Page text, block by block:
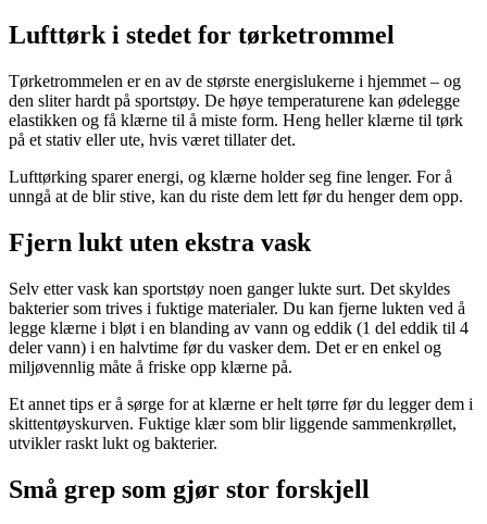
Lufttørk i stedet for tørketrommel
Tørketrommelen er en av de største energislukerne i hjemmet – og
den sliter hardt på sportstøy. De høye temperaturene kan ødelegge
elastikken og få klærne til å miste form. Heng heller klærne til tørk
på et stativ eller ute, hvis været tillater det.
Lufttørking sparer energi, og klærne holder seg fine lenger. For å
unngå at de blir stive, kan du riste dem lett før du henger dem opp.
Fjern lukt uten ekstra vask
Selv etter vask kan sportstøy noen ganger lukte surt. Det skyldes
bakterier som trives i fuktige materialer. Du kan fjerne lukten ved å
legge klærne i bløt i en blanding av vann og eddik (1 del eddik til 4
deler vann) i en halvtime før du vasker dem. Det er en enkel og
miljøvennlig måte å friske opp klærne på.
Et annet tips er å sørge for at klærne er helt tørre før du legger dem i
skittentøyskurven. Fuktige klær som blir liggende sammenkrøllet,
utvikler raskt lukt og bakterier.
Små grep som gjør stor forskjell